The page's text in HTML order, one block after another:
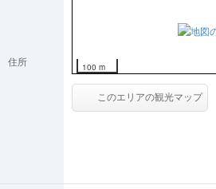
住所 100 m
このエリアの観光マップ